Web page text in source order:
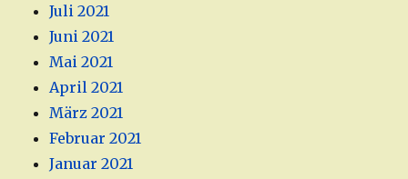
Juli 2021
Juni 2021
Mai 2021
April 2021
März 2021
Februar 2021
Januar 2021